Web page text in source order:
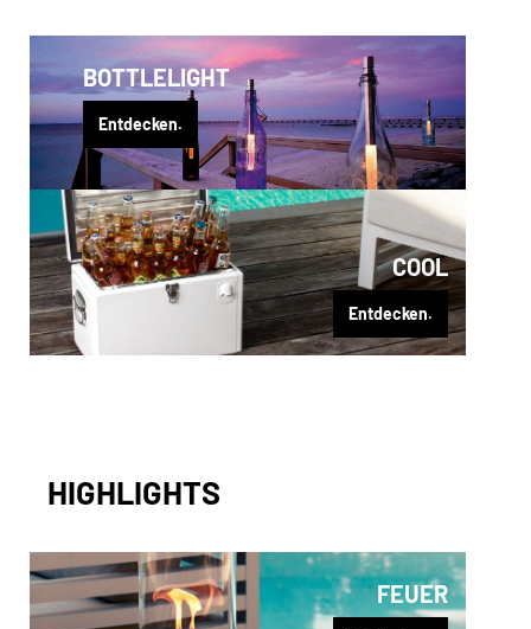
BOTTLELIGHT
Entdecken.
COOL
Entdecken.
HIGHLIGHTS
FEUER